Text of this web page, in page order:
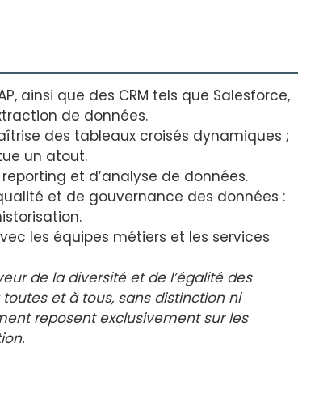
ainsi que des CRM tels que Salesforce,
de données.
des tableaux croisés dynamiques ;
un atout.
et d’analyse de données.
et de gouvernance des données :
les équipes métiers et les services
de la diversité et de l’égalité des
et à tous, sans distinction ni
reposent exclusivement sur les